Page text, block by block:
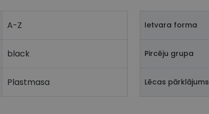
A-Z
black
Plastmasa
Ietvara forma
Pircēju grupa
Lēcas pārklājums